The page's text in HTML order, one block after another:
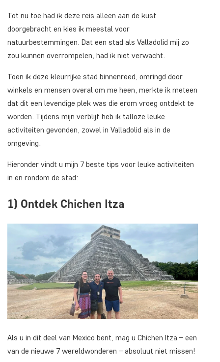
Tot nu toe had ik deze reis alleen aan de kust
doorgebracht en kies ik meestal voor
natuurbestemmingen. Dat een stad als Valladolid mij zo
zou kunnen overrompelen, had ik niet verwacht.
Toen ik deze kleurrijke stad binnenreed, omringd door
winkels en mensen overal om me heen, merkte ik meteen
dat dit een levendige plek was die erom vroeg ontdekt te
worden. Tijdens mijn verblijf heb ik talloze leuke
activiteiten gevonden, zowel in Valladolid als in de
omgeving.
Hieronder vindt u mijn 7 beste tips voor leuke activiteiten
in en rondom de stad:
1) Ontdek Chichen Itza
Als u in dit deel van Mexico bent, mag u Chichen Itza – een
van de nieuwe 7 wereldwonderen – absoluut niet missen!